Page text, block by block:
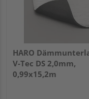
HARO
V-Tec DS 2,0mm,
0,99x15,2m